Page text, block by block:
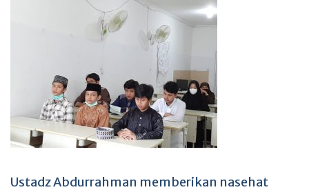
Ustadz Abdurrahman memberikan nasehat